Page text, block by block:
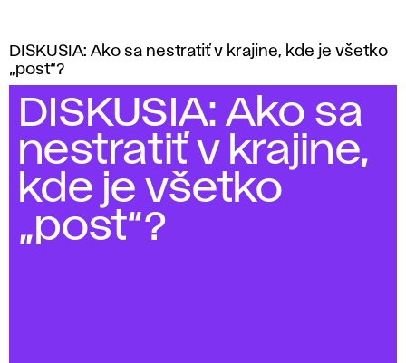
m
é
d
DISKUSIA: Ako sa nestratiť v krajine, kde je všetko
„post“?
DISKUSIA: Ako sa
nestratiť v krajine,
kde je všetko
„post“?